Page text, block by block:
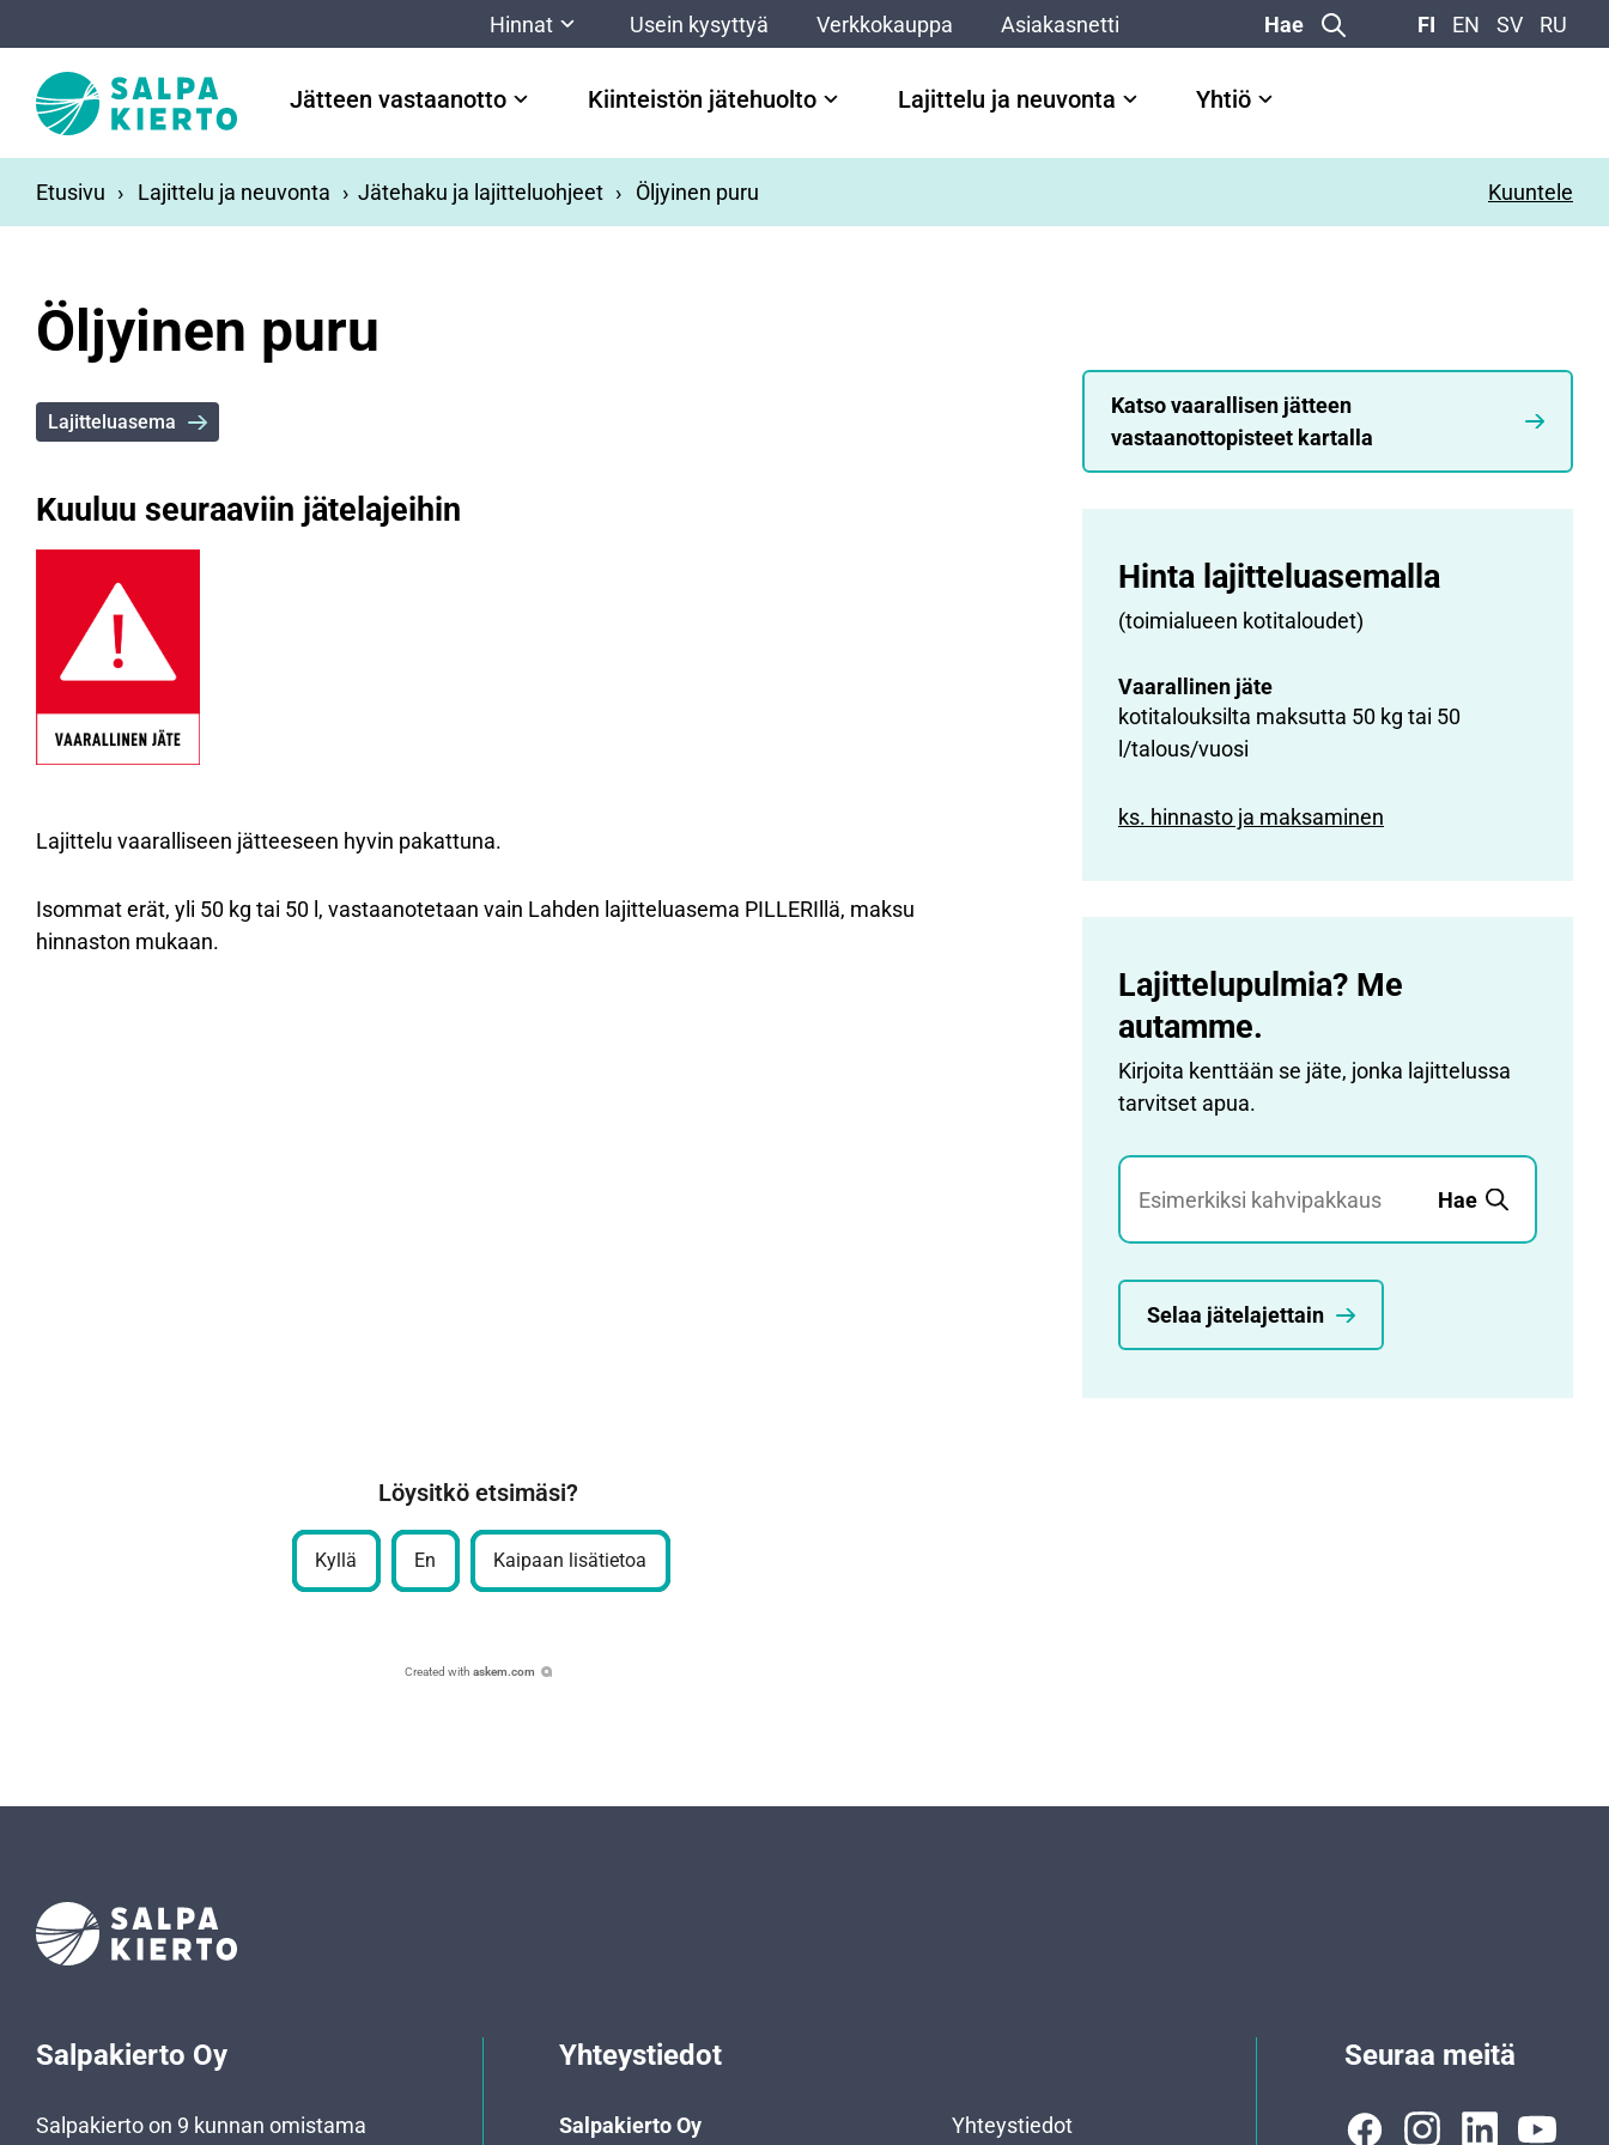
Hinnat Usein kysyttyä Verkkokauppa Asiakasnetti Hae FI EN SV RU
Jätteen vastaanotto Kiinteistön jätehuolto Lajittelu ja neuvonta Yhtiö
Etusivu Lajittelu ja neuvonta Jätehaku ja lajitteluohjeet Öljyinen puru Kuuntele
Öljyinen puru
Lajitteluasema
Kuuluu seuraaviin jätelajeihin
Lajittelu vaaralliseen jätteeseen hyvin pakattuna.
Isommat erät, yli 50 kg tai 50 l, vastaanotetaan vain Lahden lajitteluasema PILLERIllä, maksu
hinnaston mukaan.
Katso vaarallisen jätteen
vastaanottopisteet kartalla
Hinta lajittelu­asemalla
(toimialueen kotitaloudet)
Vaarallinen jäte
kotitalouksilta maksutta 50 kg tai 50
l/talous/vuosi
ks. hinnasto ja maksaminen
Lajittelupulmia? Me
autamme.
Kirjoita kenttään se jäte, jonka lajittelussa
tarvitset apua.
Jätehaku
Hae
Selaa jätelajettain
Löysitkö etsimäsi?
Kyllä En Kaipaan lisätietoa
Created with askem.com
Salpakierto Oy
Salpakierto on 9 kunnan omistama
Yhteystiedot
Salpakierto Oy
Yhteystiedot
Seuraa meitä